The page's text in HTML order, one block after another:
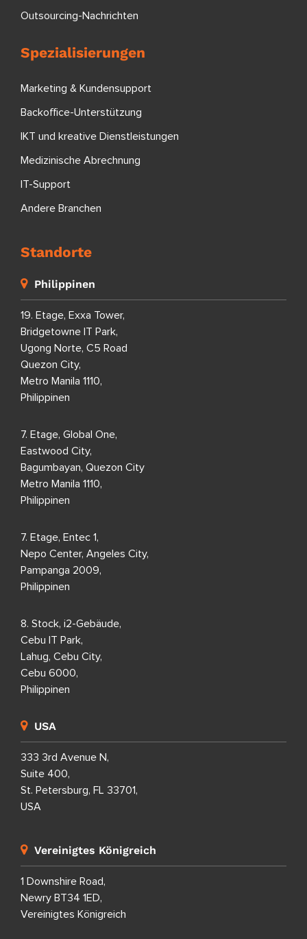
Outsourcing-Nachrichten
Spezialisierungen
Marketing & Kundensupport
Backoffice-Unterstützung
IKT und kreative Dienstleistungen
Medizinische Abrechnung
IT-Support
Andere Branchen
Standorte
Philippinen
19. Etage, Exxa Tower,
Bridgetowne IT Park,
Ugong Norte, C5 Road
Quezon City,
Metro Manila 1110,
Philippinen
7. Etage, Global One,
Eastwood City,
Bagumbayan, Quezon City
Metro Manila 1110,
Philippinen
7. Etage, Entec 1,
Nepo Center, Angeles City,
Pampanga 2009,
Philippinen
8. Stock, i2-Gebäude,
Cebu IT Park,
Lahug, Cebu City,
Cebu 6000,
Philippinen
USA
333 3rd Avenue N,
Suite 400,
St. Petersburg, FL 33701,
USA
Vereinigtes Königreich
1 Downshire Road,
Newry BT34 1ED,
Vereinigtes Königreich